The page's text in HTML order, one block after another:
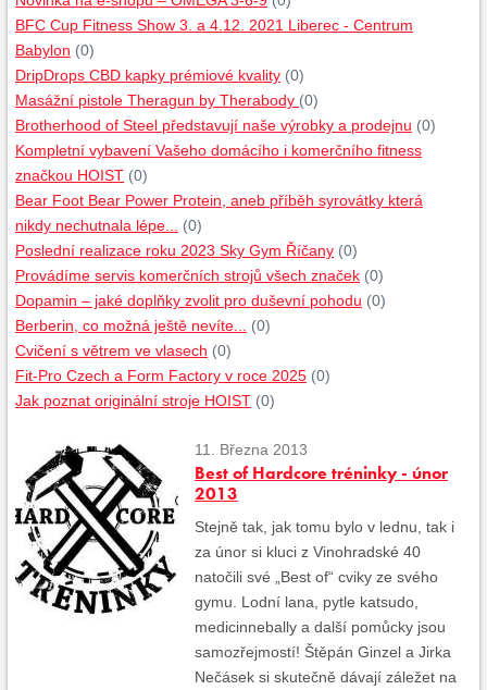
BFC Cup Fitness Show 3. a 4.12. 2021 Liberec - Centrum
Babylon (0)
DripDrops CBD kapky prémiové kvality (0)
Masážní pistole Theragun by Therabody (0)
Brotherhood of Steel představují naše výrobky a prodejnu (0)
Kompletní vybavení Vašeho domácího i komerčního fitness
značkou HOIST (0)
Bear Foot Bear Power Protein, aneb příběh syrovátky která
nikdy nechutnala lépe...
(0)
Poslední realizace roku 2023 Sky Gym Říčany (0)
Provádíme servis komerčních strojů všech značek (0)
Dopamin – jaké doplňky zvolit pro duševní pohodu (0)
Berberin, co možná ještě nevíte...
(0)
Cvičení s větrem ve vlasech (0)
Fit-Pro Czech a Form Factory v roce 2025 (0)
Jak poznat originální stroje HOIST (0)
11. Března 2013
Best of Hardcore tréninky - únor
2013
Stejně tak, jak tomu bylo v lednu, tak i
za únor si kluci z Vinohradské 40
natočili své „Best of“ cviky ze svého
gymu. Lodní lana, pytle katsudo,
medicinnebally a další pomůcky jsou
samozřejmostí! Štěpán Ginzel a Jirka
Nečásek si skutečně dávají záležet na